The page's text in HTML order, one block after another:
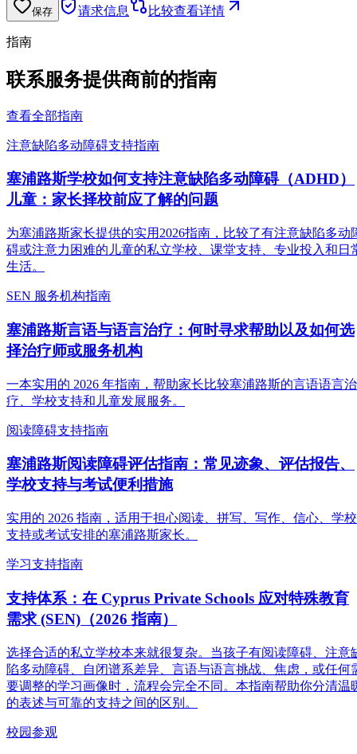
保存 请求信息 比较查看详情
指南
联系服务提供商前的指南
查看全部指南
注意缺陷多动障碍支持指南
塞浦路斯学校如何支持注意缺陷多动障碍（ADHD）
儿童：家长择校前应了解的问题
为塞浦路斯家长提供的实用2026指南，比较了有注意缺陷多动
碍或注意力困难的儿童的私立学校、课堂支持、专业投入和日
生活。
SEN 服务机构指南
塞浦路斯言语与语言治疗：何时寻求帮助以及如何选
择治疗师或服务机构
一本实用的 2026 年指南，帮助家长比较塞浦路斯的言语语言治
疗、学校支持和儿童发展服务。
阅读障碍支持指南
塞浦路斯阅读障碍评估指南：常见迹象、评估报告、
学校支持与考试便利措施
实用的 2026 指南，适用于担心阅读、拼写、写作、信心、学校
支持或考试安排的塞浦路斯家长。
学习支持指南
支持体系：在 Cyprus Private Schools 应对特殊教育
需求 (SEN)（2026 指南）
选择合适的私立学校本来就很复杂。当孩子有阅读障碍、注意
陷多动障碍、自闭谱系差异、言语与语言挑战、焦虑，或任何
要调整的学习画像时，流程会完全不同。本指南帮助你分清温
的表述与可靠的支持之间的区别。
校园参观